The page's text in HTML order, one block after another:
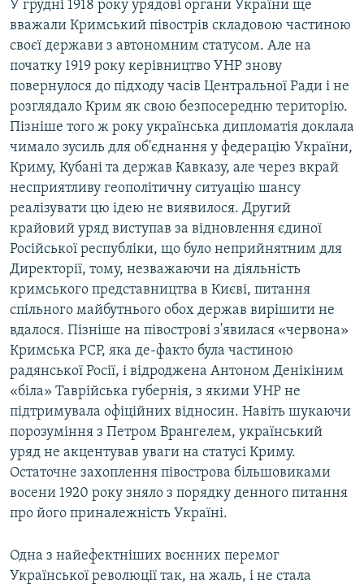
У грудні 1918 року урядові органи України ще
вважали Кримський півострів складовою частиною
своєї держави з автономним статусом. Але на
початку 1919 року керівництво УНР знову
повернулося до підходу часів Центральної Ради і не
розглядало Крим як свою безпосередню територію.
Пізніше того ж року українська дипломатія доклала
чимало зусиль для об'єднання у федерацію України,
Криму, Кубані та держав Кавказу, але через вкрай
несприятливу геополітичну ситуацію шансу
реалізувати цю ідею не виявилося. Другий
крайовий уряд виступав за відновлення єдиної
Російської республіки, що було неприйнятним для
Директорії, тому, незважаючи на діяльність
кримського представництва в Києві, питання
спільного майбутнього обох держав вирішити не
вдалося. Пізніше на півострові з'явилася «червона»
Кримська РСР, яка де-факто була частиною
радянської Росії, і відроджена Антоном Денікіним
«біла» Таврійська губернія, з якими УНР не
підтримувала офіційних відносин. Навіть шукаючи
порозуміння з Петром Врангелем, український
уряд не акцентував уваги на статусі Криму.
Остаточне захоплення півострова більшовиками
восени 1920 року зняло з порядку денного питання
про його приналежність Україні.
Одна з найефектніших воєнних перемог
Української революції так, на жаль, і не стала